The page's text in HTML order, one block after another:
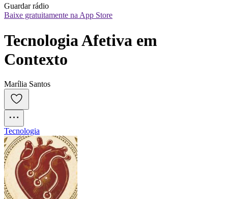
Guardar rádio
Baixe gratuitamente na App Store
Tecnologia Afetiva em
Contexto
Marília Santos
Tecnologia